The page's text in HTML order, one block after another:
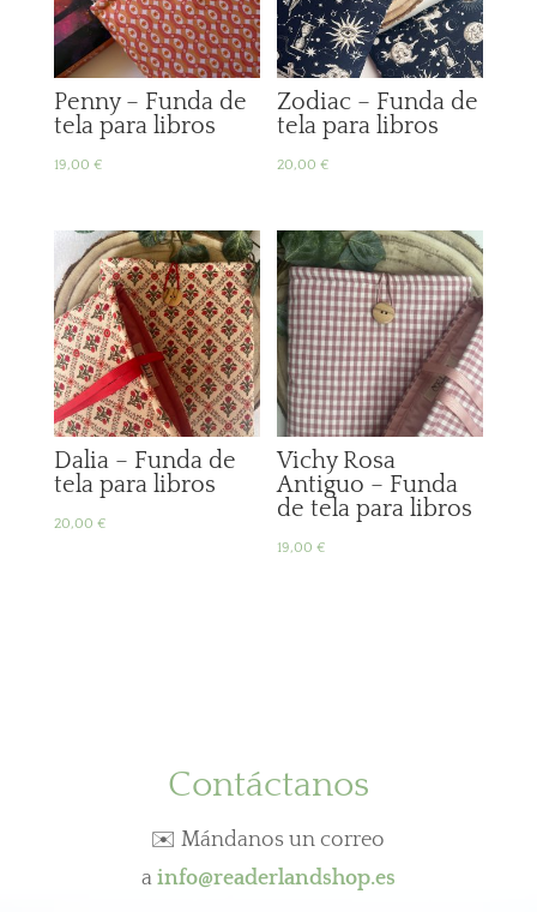
Penny – Funda de
tela para libros
19,00 €
Zodiac – Funda de
tela para libros
20,00€
Dalia – Funda de
tela para libros
20,00 €
Vichy Rosa
Antiguo – Funda
de tela para libros
19,00€
Contáctanos
✉️ Mándanos un correo
a info@readerlandshop.es